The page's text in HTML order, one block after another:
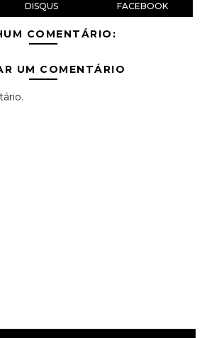
DISQUS FACEBOOK
COMENTÁRIO:
UM COMENTÁRIO